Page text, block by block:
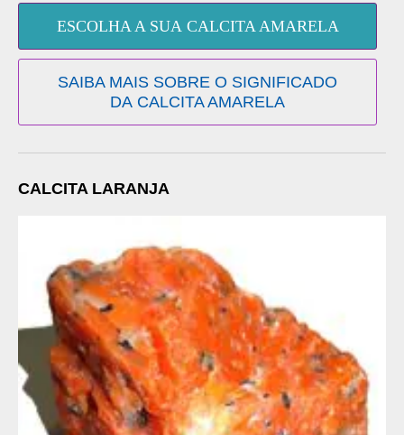
ESCOLHA A SUA CALCITA AMARELA
SAIBA MAIS SOBRE O SIGNIFICADO
DA CALCITA AMARELA
CALCITA LARANJA